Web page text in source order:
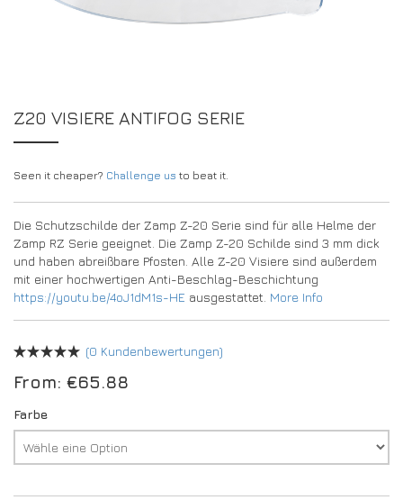
DRIVERS/PARTNERS
MEIN ACCOUNT
ANMELDEFORMULAR FÜR BOTSCHAFTER
Z20 VISIERE ANTIFOG SERIE
Seen it cheaper? Challenge us to beat it.
Die Schutzschilde der Zamp Z-20 Serie sind für alle Helme der
Zamp RZ Serie geeignet. Die Zamp Z-20 Schilde sind 3 mm dick
und haben abreißbare Pfosten. Alle Z-20 Visiere sind außerdem
mit einer hochwertigen Anti-Beschlag-Beschichtung
https://youtu.be/4oJ1dM1s-HE ausgestattet. More Info
(0 Kundenbewertungen)
From: €65.88
Farbe